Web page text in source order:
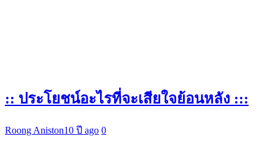
:: ประโยชน์อะไรที่จะเสียใจย้อนหลัง :::
Roong Aniston10 ปี ago 0